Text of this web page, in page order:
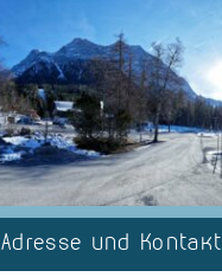
Adresse und Kontakt